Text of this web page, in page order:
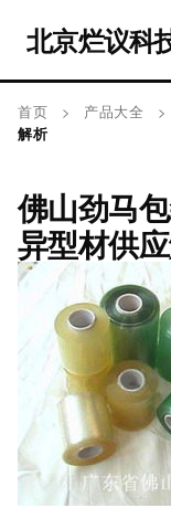
北京烂议科
首页 > 产品大全 >
解析
佛山劲马
异型材供